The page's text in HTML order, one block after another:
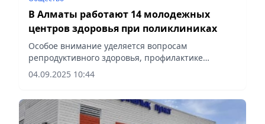
В Алматы работают 14 молодежных
центров здоровья при поликлиниках
Особое внимание уделяется вопросам
репродуктивного здоровья, профилактике
инфекций, передающихся половым путем, и
психологическому сопровождению семей,
04.09.2025 10:44